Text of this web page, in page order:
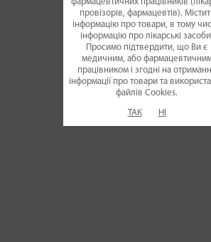
провізорів, фармацевтів).
інформацію про товари, в тому
інформацію про лікарські
Просимо підтвердити, що Ви є
медичним, або
працівником і згодні на
інформації про товари та
файлiв Cookies.
ТАК НІ